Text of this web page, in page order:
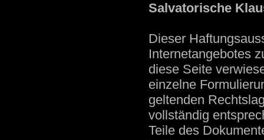
Salvatorische
Dieser
Internetangebotes
diese Seite
einzelne
geltenden
vollständig
Teile des